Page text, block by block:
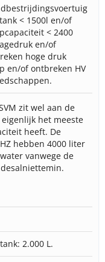
< 1500l en/of
< 2400
en/of
hoge druk
en/of ontbreken HV
zit wel aan de
het meeste
heeft. De
hebben 4000 liter
vanwege de
2.000 L.